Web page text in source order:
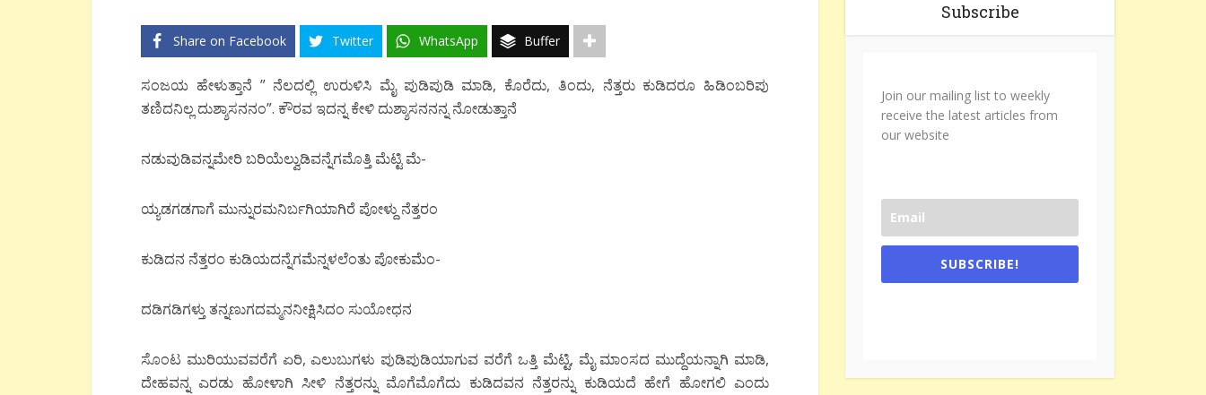
Share on Facebook Twitter WhatsApp Buffer
ಸಂಜಯ ಹೇಳುತ್ತಾನೆ ” ನೆಲದಲ್ಲಿ ಉರುಳಿಸಿ ಮೈ ಪುಡಿಪುಡಿ ಮಾಡಿ, ಕೊರೆದು, ತಿಂದು, ನೆತ್ತರು ಕುಡಿದರೂ ಹಿಡಿಂಬರಿಪು
ತಣಿದನಿಲ್ಲ ದುಶ್ಶಾಸನನಂ”. ಕೌರವ ಇದನ್ನ ಕೇಳಿ ದುಶ್ಶಾಸನನನ್ನ ನೋಡುತ್ತಾನೆ
ನಡುವುಡಿವನ್ನಮೇರಿ ಬರಿಯೆಲ್ವುಡಿವನ್ನೆಗಮೊತ್ತಿ ಮೆಟ್ಟಿ ಮೆ-
ಯ್ಯಡಗಡಗಾಗೆ ಮುನ್ನುರಮನಿರ್ಬಗಿಯಾಗಿರೆ ಪೋಳ್ದು ನೆತ್ತರಂ
ಕುಡಿದನ ನೆತ್ತರಂ ಕುಡಿಯದನ್ನೆಗಮೆನ್ನಳಲೆಂತು ಪೋಕುಮೆಂ-
ದಡಿಗಡಿಗಳ್ತು ತನ್ನಣುಗದಮ್ಮನನೀಕ್ಷಿಸಿದಂ ಸುಯೋಧನ
ಸೊಂಟ ಮುರಿಯುವವರೆಗೆ ಏರಿ, ಎಲುಬುಗಳು ಪುಡಿಪುಡಿಯಾಗುವ ವರೆಗೆ ಒತ್ತಿ ಮೆಟ್ಟಿ, ಮೈ ಮಾಂಸದ ಮುದ್ದೆಯನ್ನಾಗಿ ಮಾಡಿ,
ದೇಹವನ್ನ ಎರಡು ಹೋಳಾಗಿ ಸೀಳಿ ನೆತ್ತರನ್ನು ಮೊಗೆಮೊಗೆದು ಕುಡಿದವನ ನೆತ್ತರನ್ನು ಕುಡಿಯದೆ ಹೇಗೆ ಹೋಗಲಿ ಎಂದು
Subscribe
Join our mailing list to weekly
receive the latest articles from
our website
SUBSCRIBE!